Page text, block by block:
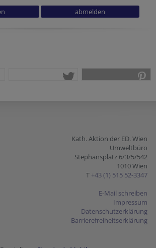
Kath. Aktion der ED. Wien
Umweltbüro
Stephansplatz 6/3/5/542
1010 Wien
T +43 (1) 515 52-3347
E-Mail schreiben
Impressum
Datenschutzerklärung
Barrierefreiheitserklärung